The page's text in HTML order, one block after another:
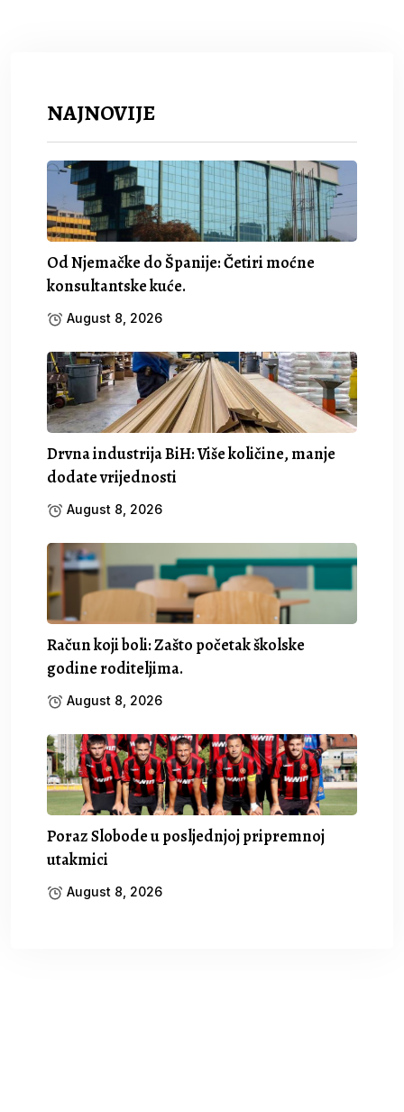
NAJNOVIJE
Od Njemačke do Španije: Četiri moćne
konsultantske kuće.
August 8, 2026
Drvna industrija BiH: Više količine, manje
dodate vrijednosti
August 8, 2026
Račun koji boli: Zašto početak školske
godine roditeljima.
August 8, 2026
Poraz Slobode u posljednjoj pripremnoj
utakmici
August 8, 2026